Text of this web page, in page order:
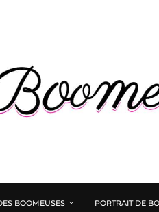
BOOMEUSES PORTRAIT DE